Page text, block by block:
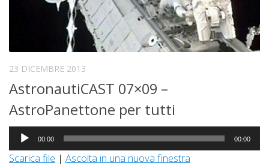
23 DICEMBRE 2013
AstronautiCAST 07×09 –
AstroPanettone per tutti
Audio
Player
00:00 00:00
Scarica file | Ascolta in una nuova finestra